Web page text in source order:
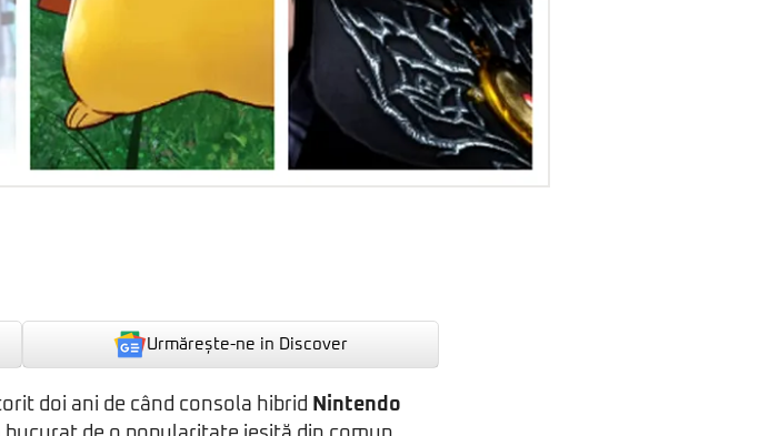
Urmărește-ne in Discover
doi ani de când consola hibrid Nintendo